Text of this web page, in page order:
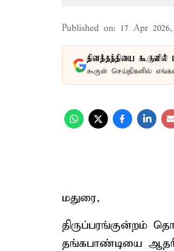
Published on: 17 Apr
தினத்தந்தியை கூகுளில்
கூகுள் செய்திகளில்
மதுரை,
திருப்பரங்குன்றம்
தங்கபாண்டியை